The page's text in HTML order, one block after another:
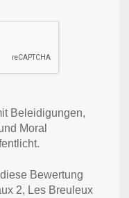
Beleidigungen,
Moral
Bewertung
2, Les Breuleux